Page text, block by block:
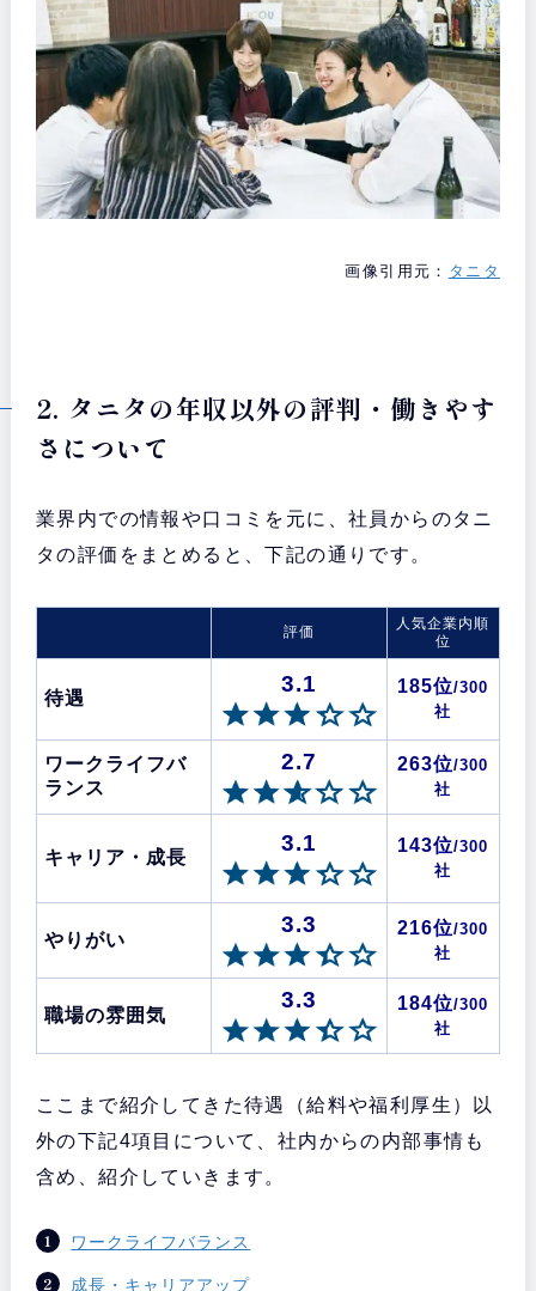
画像引用元： タニタ
2. タニタの年収以外の評判・働きやす
さについて
業界内での情報や口コミを元に、社員からのタニ
タの評価をまとめると、下記の通りです。
評価
人気企業内順
位
待遇
3.1 185位/300
社
ワークライフバ
ランス
2.7 263位/300
社
キャリア・成長
3.1 143位/300
社
やりがい
3.3 216位/300
社
職場の雰囲気
3.3 184位/300
社
ここまで紹介してきた待遇（給料や福利厚生）以
外の下記4項目について、社内からの内部事情も
含め、紹介していきます。
ワークライフバランス
成長・キャリアアップ